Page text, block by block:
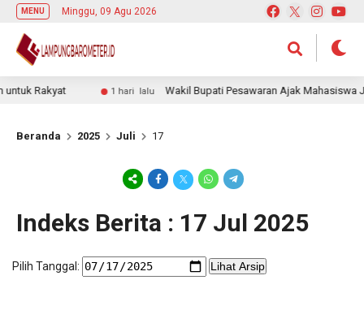
MENU Minggu, 09 Agu 2026
Rakyat 1 hari lalu Wakil Bupati Pesawaran Ajak Mahasiswa
Beranda 2025 Juli 17
Indeks Berita : 17 Jul 2025
Pilih Tanggal: Lihat Arsip